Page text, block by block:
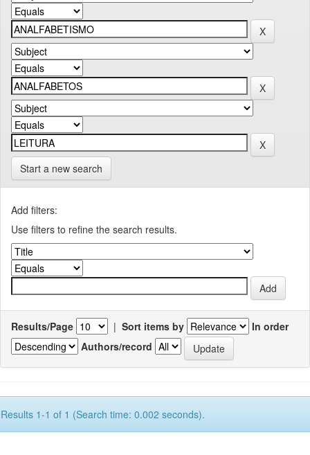
Start a new search
Add filters:
Use filters to refine the search results.
Results/Page | Sort items by
In order
Authors/record
Results 1-1 of 1 (Search time: 0.002 seconds).